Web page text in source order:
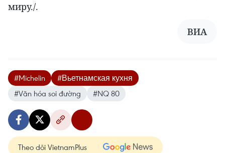
миру./.
ВИА
#Michelin
#Вьетнамская кухня
#Văn hóa soi đường
#NQ 80
Theo dõi VietnamPlus